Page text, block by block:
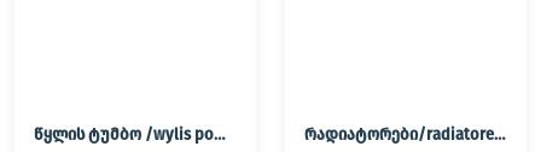
წყლის ტუმბო /wylis pompa რადიატორები/radiatorebi